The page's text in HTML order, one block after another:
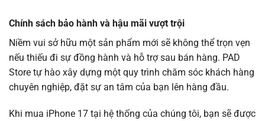
Chính sách bảo hành và hậu mãi vượt trội
Niềm vui sở hữu một sản phẩm mới sẽ không thể trọn vẹn
nếu thiếu đi sự đồng hành và hỗ trợ sau bán hàng. PAD
Store tự hào xây dựng một quy trình chăm sóc khách hàng
chuyên nghiệp, đặt sự an tâm của bạn lên hàng đầu.
Khi mua iPhone 17 tại hệ thống của chúng tôi, bạn sẽ được